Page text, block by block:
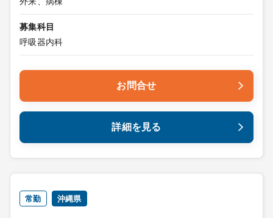
募集科目
呼吸器内科
お問合せ
詳細を見る
常勤 沖縄県